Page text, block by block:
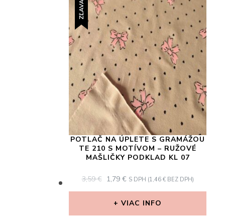
ZĽAVA!
POTLAČ NA ÚPLETE S GRAMÁŽOU
TE 210 S MOTÍVOM – RUŽOVÉ
MAŠLIČKY PODKLAD KL 07
3,59€
ORIGINAL
PRICE
3,59 €.
1,79 €CURRENT
1,79 €.
S DPH (1,46 €BEZ DPH)
VIAC INFO